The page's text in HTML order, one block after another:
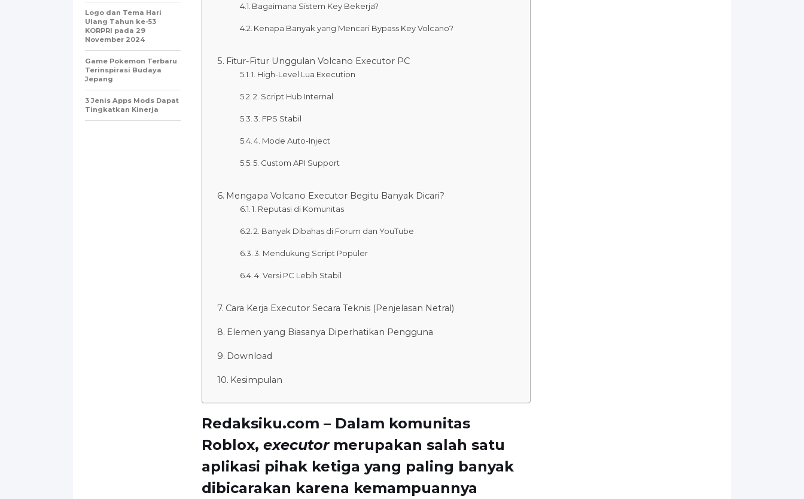
Bagaimana Sistem Key Bekerja?
Kenapa Banyak yang Mencari Bypass Key Volcano?
Fitur-Fitur Unggulan Volcano Executor PC
1. High-Level Lua Execution
2. Script Hub Internal
3. FPS Stabil
4. Mode Auto-Inject
5. Custom API Support
Mengapa Volcano Executor Begitu Banyak Dicari?
1. Reputasi di Komunitas
2. Banyak Dibahas di Forum dan YouTube
3. Mendukung Script Populer
4. Versi PC Lebih Stabil
Cara Kerja Executor Secara Teknis (Penjelasan Netral)
Elemen yang Biasanya Diperhatikan Pengguna
Download
Kesimpulan
Redaksiku.com – Dalam komunitas
Roblox, executormerupakan salah satu
aplikasi pihak ketiga yang paling banyak
dibicarakan karena kemampuannya
Logo dan Tema Hari
Ulang Tahun ke-53
KORPRI pada 29
November 2024
Game Pokemon Terbaru
Terinspirasi Budaya
Jepang
3 Jenis Apps Mods Dapat
Tingkatkan Kinerja